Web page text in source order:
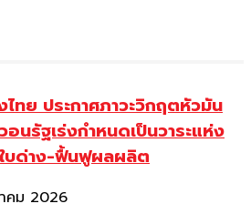
ทย ประกาศภาวะวิกฤตหัวมัน
นรัฐเร่งกำหนดเป็นวาระแห่ง
บด่าง-ฟื้นฟูผลผลิต
คม 2026